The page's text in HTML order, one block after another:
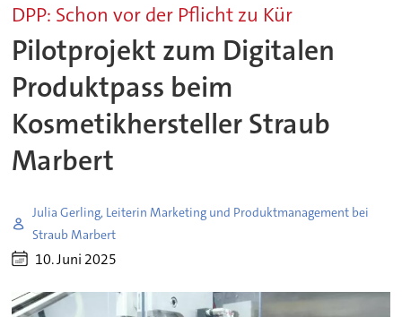
DPP: Schon vor der Pflicht zu Kür
Pilotprojekt zum Digitalen
Produktpass beim
Kosmetikhersteller Straub
Marbert
Julia Gerling, Leiterin Marketing und Produktmanagement bei
Straub Marbert
10. Juni 2025